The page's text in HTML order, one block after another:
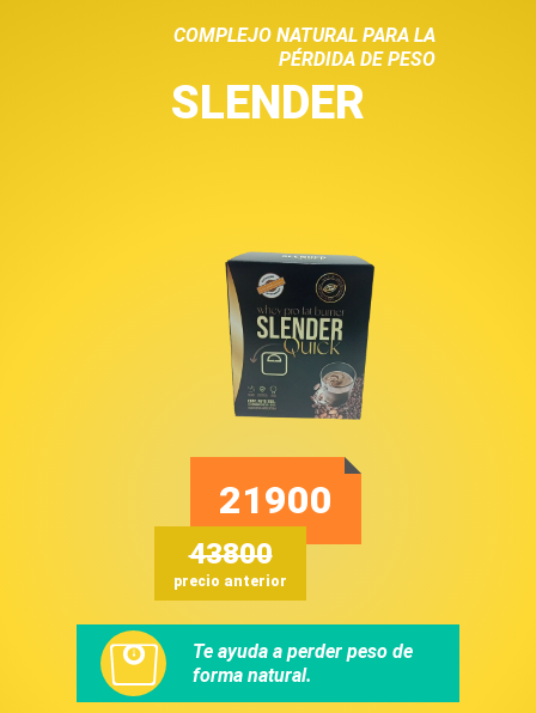
COMPLEJO NATURAL PARA LA
PÉRDIDA DE PESO
SLENDER
21900
43800
precio anterior
Te ayuda a perder peso de
forma natural.